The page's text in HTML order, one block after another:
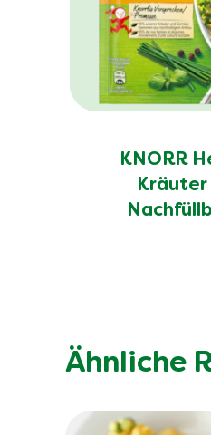
KNORR
Kräuter
Ähnliche